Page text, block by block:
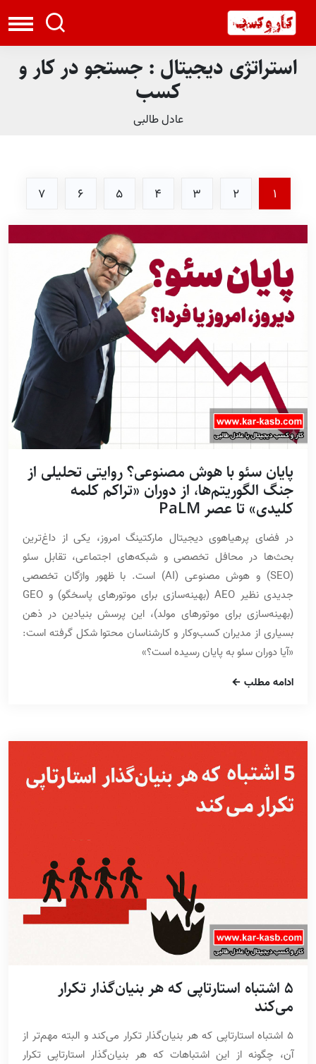
استراتژی دیجیتال : جستجو در کار و
کسب
عادل طالبی
1
2
3
4
5
6
7
پایان سئو با هوش مصنوعی؟ روایتی تحلیلی از
جنگ الگوریتم‌ها، از دوران «تراکم کلمه
کلیدی» تا عصر PaLM
در فضای پرهیاهوی دیجیتال مارکتینگ امروز، یکی از داغ‌ترین
بحث‌ها در محافل تخصصی و شبکه‌های اجتماعی، تقابل سئو
(SEO) و هوش مصنوعی (AI) است. با ظهور واژگان تخصصی
جدیدی نظیر AEO (بهینه‌سازی برای موتورهای پاسخگو) و GEO
(بهینه‌سازی برای موتورهای مولد)، این پرسش بنیادین در ذهن
بسیاری از مدیران کسب‌وکار و کارشناسان محتوا شکل گرفته است:
«آیا دوران سئو به پایان رسیده است؟»
ادامه مطلب
5 اشتباه استارتاپی که هر بنیان‌گذار تکرار
می‌کند
5 اشتباه استارتاپی که هر بنیان‌گذار تکرار می‌کند و البته مهم‌تر از
آن، چگونه از این اشتباهات که هر بنیان‌گذار استارتاپی تکرار